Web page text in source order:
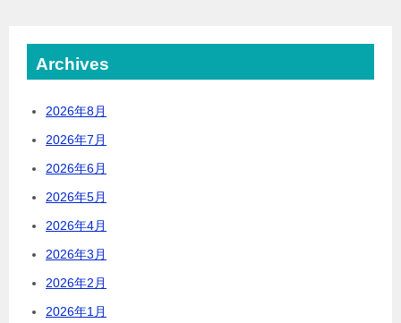
Archives
2026年8月
2026年7月
2026年6月
2026年5月
2026年4月
2026年3月
2026年2月
2026年1月